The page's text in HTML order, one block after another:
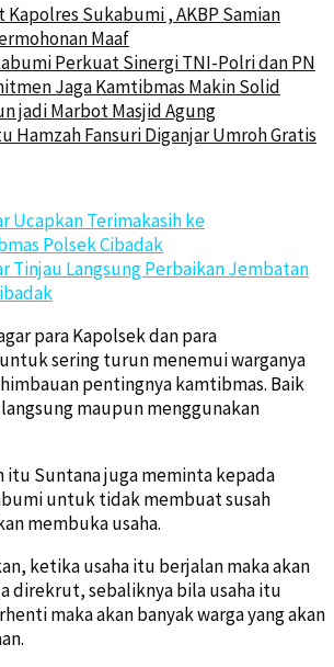
Kapolres Sukabumi , AKBP Samian
Maaf
Perkuat Sinergi TNI-Polri dan PN
Jaga Kamtibmas Makin Solid
jadi Marbot Masjid Agung
Hamzah Fansuri Diganjar Umroh Gratis
Ucapkan Terimakasih ke
Polsek Cibadak
Tinjau Langsung Perbaikan Jembatan
para Kapolsek dan para
sering turun menemui warganya
pentingnya kamtibmas. Baik
maupun menggunakan
itu Suntana juga meminta kepada
untuk tidak membuat susah
membuka usaha.
ketika usaha itu berjalan maka akan
direkrut, sebaliknya bila usaha itu
maka akan banyak warga yang akan